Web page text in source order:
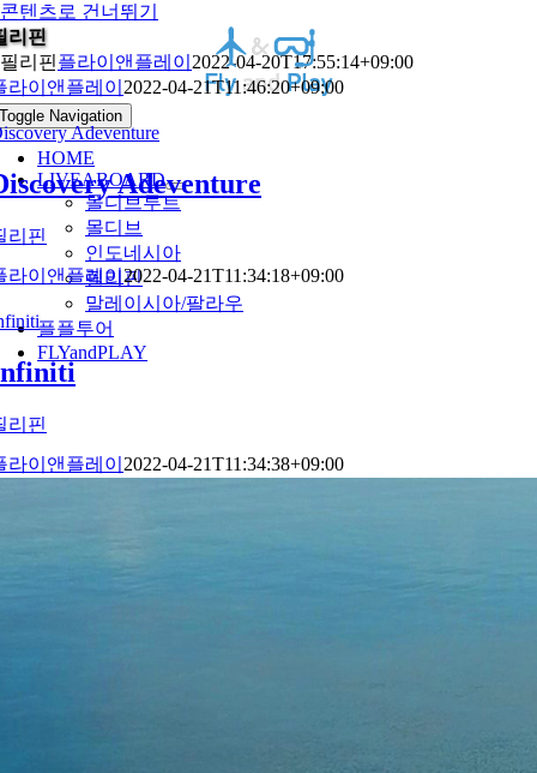
콘텐츠로 건너뛰기
Toggle Navigation
HOME
LIVEABOARD
몰디브루트
몰디브
인도네시아
필리핀
말레이시아/팔라우
플플투어
FLYandPLAY
리핀
필리핀플라이앤플레이 2022-04-20T17:55:14+09:00
라이앤플레이 2022-04-21T11:46:20+09:00
Adeventure
Adeventure
리핀
라이앤플레이2022-04-21T11:34:18+09:00
리핀
라이앤플레이 2022-04-21T11:34:38+09:00